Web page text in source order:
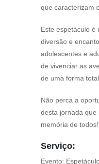
que caracterizam
Este espetáculo é
diversão e
adolescentes e
de vivenciar as
de uma forma
Não perca a
desta jornada que
memória de todos!
Serviço:
Evento: